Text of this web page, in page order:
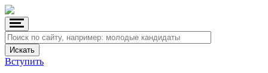
Вступить